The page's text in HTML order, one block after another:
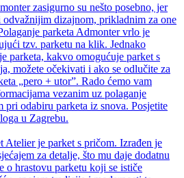
zasigurno su nešto posebno, jer
odvažnijim dizajnom, prikladnim za one
parketa Admonter vrlo je
tzv. parketu na klik. Jednako
parketa, kakvo omogućuje parket s
možete očekivati i ako se odlučite za
„pero + utor”. Rado ćemo vam
vezanim uz polaganje
pri odabiru parketa iz snova. Posjetite
u Zagrebu.
Atelier je parket s pričom. Izrađen je
za detalje, što mu daje dodatnu
o hrastovu parketu koji se ističe